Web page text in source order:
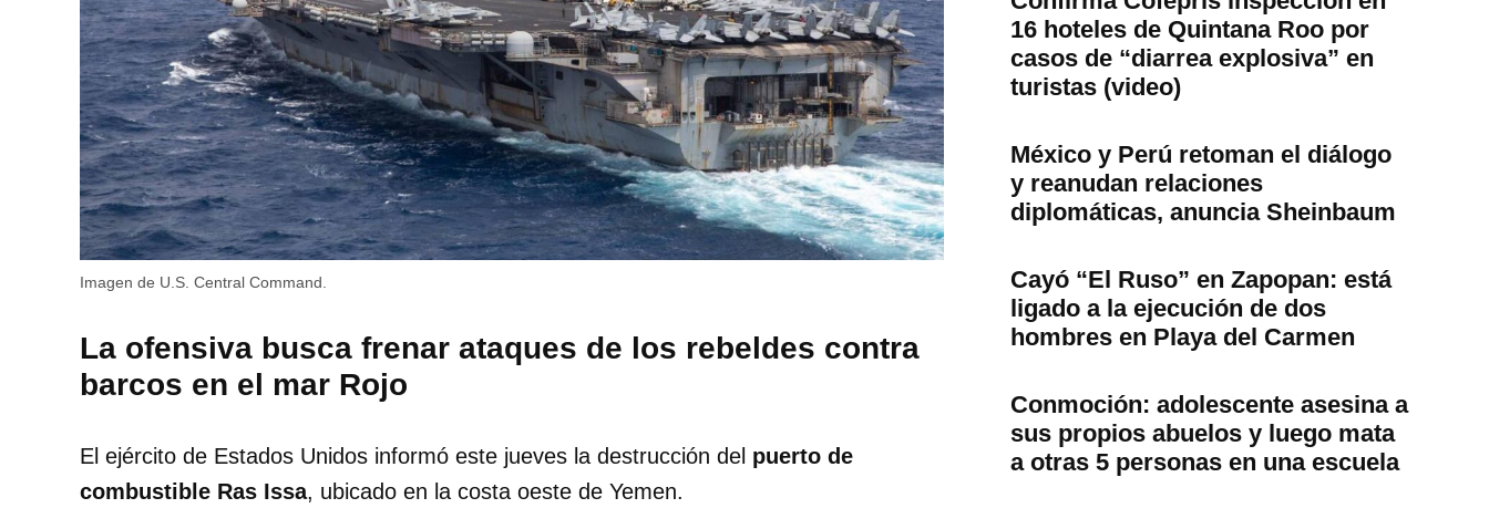
Imagen de U.S. Central Command.
La ofensiva busca frenar ataques de los rebeldes contra
barcos en el mar Rojo
El ejército de Estados Unidos informó este jueves la destrucción del puerto de
combustible Ras Issa, ubicado en la costa oeste de Yemen.
16 hoteles de Quintana Roo por
casos de “diarrea explosiva” en
turistas (video)
México y Perú retoman el diálogo
y reanudan relaciones
diplomáticas, anuncia Sheinbaum
Cayó “El Ruso” en Zapopan: está
ligado a la ejecución de dos
hombres en Playa del Carmen
Conmoción: adolescente asesina a
sus propios abuelos y luego mata
a otras 5 personas en una escuela